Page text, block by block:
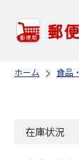
ホーム 食品
在庫状況